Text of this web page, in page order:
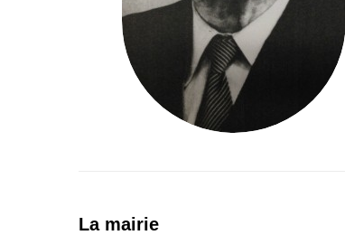
La mairie